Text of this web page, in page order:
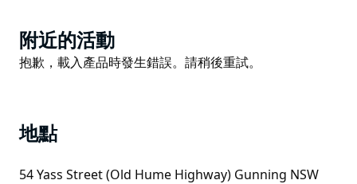
Product
List
附近的活動
Product
抱歉，載入產品時發生錯誤。請稍後重試。
地點
54 Yass Street (Old Hume Highway) Gunning NSW